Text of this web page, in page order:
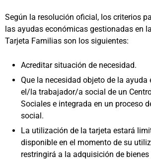
Según la resolución oficial, los criterios
las ayudas económicas gestionadas en
Tarjeta Familias son los siguientes:
Acreditar situación de necesidad.
Que la necesidad objeto de la ayuda
el/la trabajador/a social de un
Sociales e integrada en un proceso
social.
La utilización de la tarjeta estará
disponible en el momento de su
restringirá a la adquisición de bienes